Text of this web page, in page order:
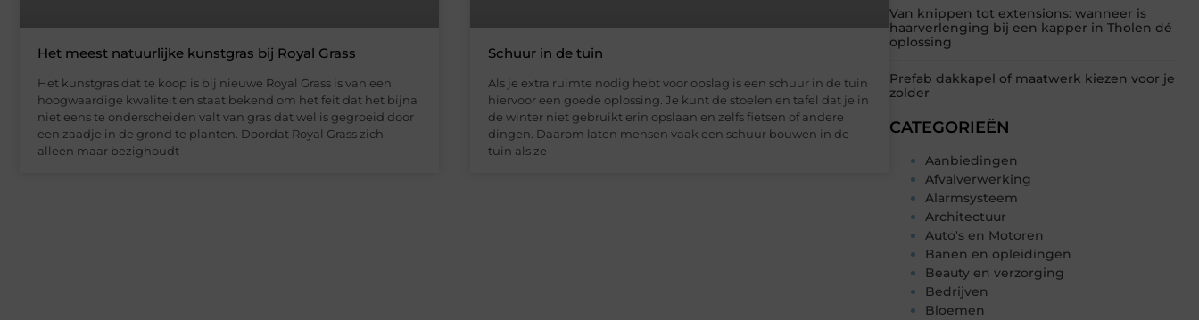
Van knippen tot extensions: wanneer is
haarverlenging bij een kapper in Tholen dé
oplossing
Prefab dakkapel of maatwerk kiezen voor je
zolder
CATEGORIEËN
Aanbiedingen
Afvalverwerking
Alarmsysteem
Architectuur
Auto's en Motoren
Banen en opleidingen
Beauty en verzorging
Bedrijven
Bloemen
Het meest natuurlijke kunstgras bij Royal Grass
Het kunstgras dat te koop is bij nieuwe Royal Grass is van een
hoogwaardige kwaliteit en staat bekend om het feit dat het bijna
niet eens te onderscheiden valt van gras dat wel is gegroeid door
een zaadje in de grond te planten. Doordat Royal Grass zich
alleen maar bezighoudt
Schuur in de tuin
Als je extra ruimte nodig hebt voor opslag is een schuur in de tuin
hiervoor een goede oplossing. Je kunt de stoelen en tafel dat je in
de winter niet gebruikt erin opslaan en zelfs fietsen of andere
dingen. Daarom laten mensen vaak een schuur bouwen in de
tuin als ze